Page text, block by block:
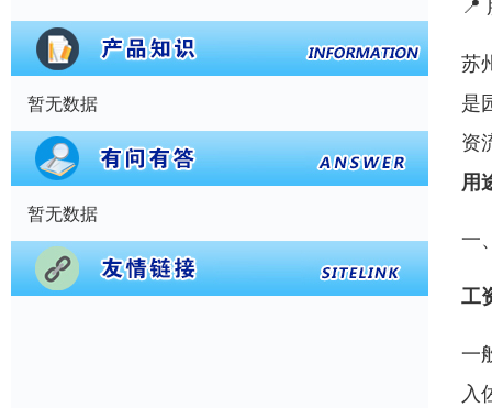
暂无数据
暂无数据
📍
苏
是
资
用
一
工
一
入